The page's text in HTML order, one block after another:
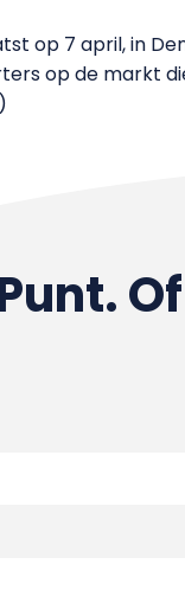
op 7 april, in
op de markt